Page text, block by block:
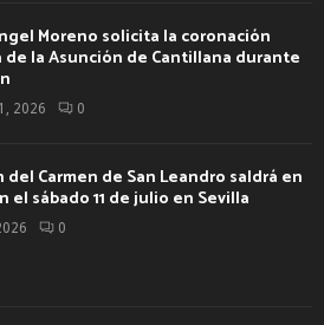
Moreno solicita la coronación
de la Asunción de Cantillana durante
2026 0
del Carmen de San Leandro saldrá en
el sábado 11 de julio en Sevilla
0